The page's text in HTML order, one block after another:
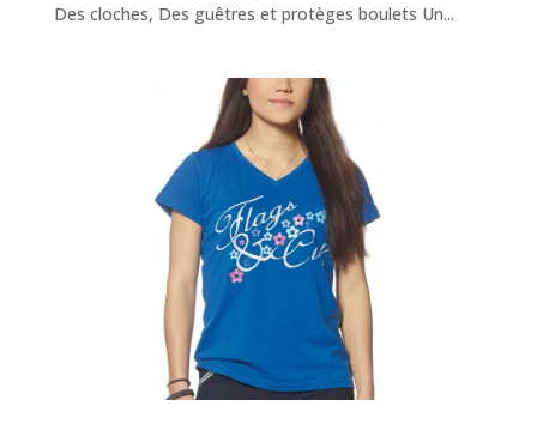
Des cloches, Des guêtres et protèges boulets Un...